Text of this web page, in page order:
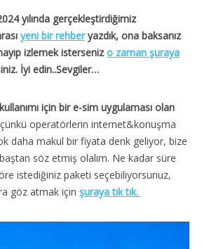
yılında gerçekleştirdiğimiz
yeni bir rehberyazdık, ona baksanız
izlemek istersenizo zaman şuraya
İyi edin..Sevgiler…
için bir e-sim uygulaması olan
operatörlerin internet&konuşma
daha makul bir fiyata denk geliyor, bize
söz etmiş olalım. Ne kadar süre
istediğiniz paketi seçebiliyorsunuz,
göz atmak için şuraya tık tık.